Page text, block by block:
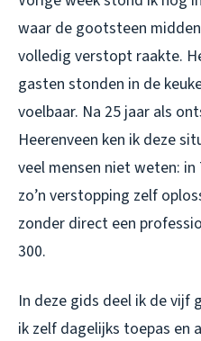
waar de gootsteen
volledig verstopt raakte.
gasten stonden in de
voelbaar. Na 25 jaar als
Heerenveen ken ik deze
veel mensen niet weten:
zo’n verstopping zelf
zonder direct een
300.
In deze gids deel ik de
ik zelf dagelijks toepas en